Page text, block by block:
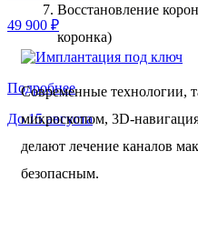
49 900 ₽
Подробнее
До 15 августа
Восстановление
коронка)
Современные технологии,
микроскопом, 3D-
делают лечение каналов
безопасным.